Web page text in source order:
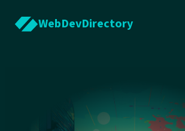
WebDevDirectory